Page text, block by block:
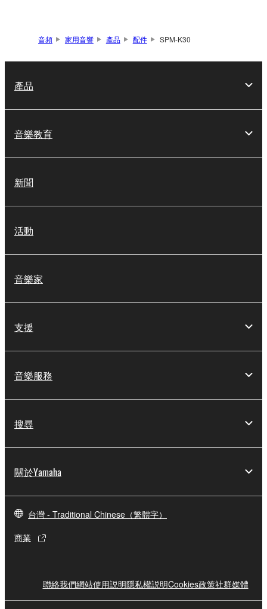
音頻 家用音響 產品 配件 SPM-K30
產品
音樂教育
新聞
活動
音樂家
支援
音樂服務
搜尋
關於Yamaha
台灣 - Traditional Chinese（繁體字）
商業
聯絡我們網站使用説明隱私權説明Cookies政策社群媒體